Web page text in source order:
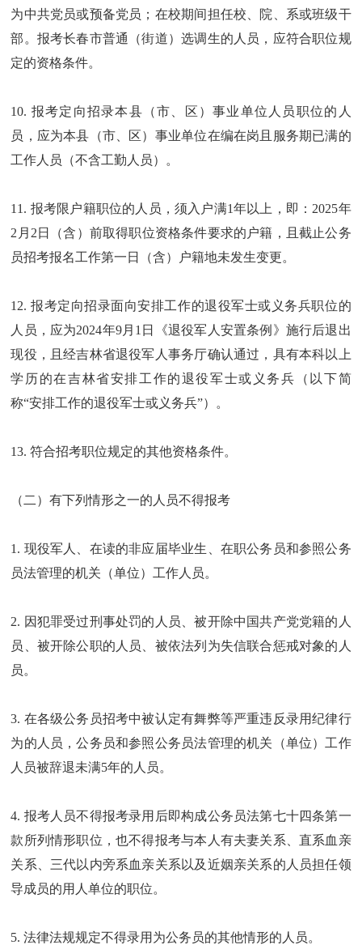
为中共党员或预备党员；在校期间担任校、院、系或班级干
部。报考长春市普通（街道）选调生的人员，应符合职位规
定的资格条件。
10. 报考定向招录本县（市、区）事业单位人员职位的人
员，应为本县（市、区）事业单位在编在岗且服务期已满的
工作人员（不含工勤人员）。
11. 报考限户籍职位的人员，须入户满1年以上，即：2025年
2月2日（含）前取得职位资格条件要求的户籍，且截止公务
员招考报名工作第一日（含）户籍地未发生变更。
12. 报考定向招录面向安排工作的退役军士或义务兵职位的
人员，应为2024年9月1日《退役军人安置条例》施行后退出
现役，且经吉林省退役军人事务厅确认通过，具有本科以上
学历的在吉林省安排工作的退役军士或义务兵（以下简
称“安排工作的退役军士或义务兵”）。
13. 符合招考职位规定的其他资格条件。
（二）有下列情形之一的人员不得报考
1. 现役军人、在读的非应届毕业生、在职公务员和参照公务
员法管理的机关（单位）工作人员。
2. 因犯罪受过刑事处罚的人员、被开除中国共产党党籍的人
员、被开除公职的人员、被依法列为失信联合惩戒对象的人
员。
3. 在各级公务员招考中被认定有舞弊等严重违反录用纪律行
为的人员，公务员和参照公务员法管理的机关（单位）工作
人员被辞退未满5年的人员。
4. 报考人员不得报考录用后即构成公务员法第七十四条第一
款所列情形职位，也不得报考与本人有夫妻关系、直系血亲
关系、三代以内旁系血亲关系以及近姻亲关系的人员担任领
导成员的用人单位的职位。
5. 法律法规规定不得录用为公务员的其他情形的人员。